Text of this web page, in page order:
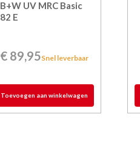
B+W UV MRC Basic
82 E
€ 89,95Snel leverbaar
Toevoegen aan winkelwagen